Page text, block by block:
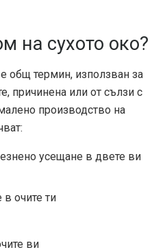
на сухото око?
общ термин, използван за
причинена или от сълзи с
производство на
усещане в двете ви
очите ти
ви